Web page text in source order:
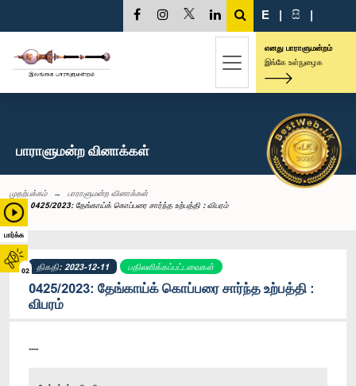
பார்க்க
02
E | සි |
எனது பாராளுமன்றம்
இங்கே உள்நுழைக
பாராளுமன்ற வினாக்கள்
முதற்பக்கம்
பாராளுமன்ற வினாக்கள்
0425/2023: தேங்காய்க் கொப்பரை சார்ந்த உற்பத்தி : விபரம்
திகதி: 2023-12-11 பதிலளிக்கப்பட்டவைகள்
0425/2023: தேங்காய்க் கொப்பரை சார்ந்த உற்பத்தி :
விபரம்
----